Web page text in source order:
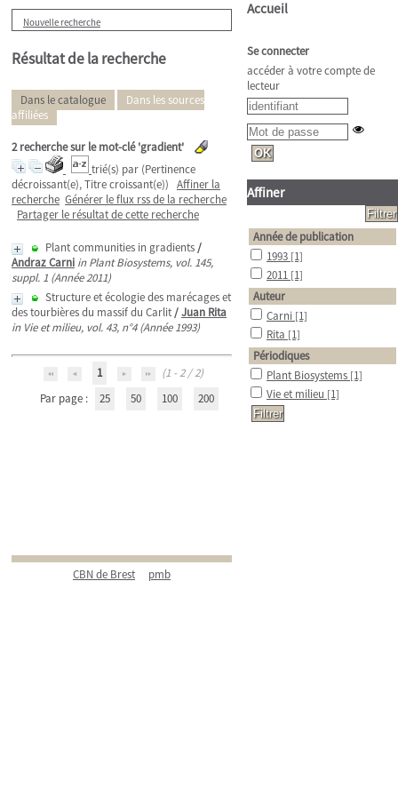
Nouvelle recherche
Résultat de la recherche
Dans le catalogue
Dans les sources
affiliées
2recherche sur le mot-clé'gradient'
trié(s) par (Pertinence
décroissant(e), Titre croissant(e)) Affiner la
recherche Générer le flux rss de la recherche
Partager le résultat de cette recherche
Plant communities in gradients/
Andraz Carni in Plant Biosystems, vol. 145,
suppl. 1 (Année 2011)
Structure et écologie des marécages et
des tourbières du massif du Carlit/Juan Rita
in Vie et milieu, vol. 43, n°4 (Année 1993)
1
(1 - 2 / 2)
Par page :
25 50 100 200
CBN de Brest pmb
Accueil
Se connecter
accéder à votre compte de
lecteur
Affiner
Année de publication
1993 [1]
2011 [1]
Auteur
Carni [1]
Rita [1]
Périodiques
Plant Biosystems [1]
Vie et milieu [1]